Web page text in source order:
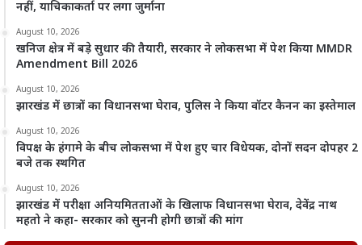
नहीं, याचिकाकर्ता पर लगा जुर्माना
August 10, 2026
खनिज क्षेत्र में बड़े सुधार की तैयारी, सरकार ने लोकसभा में पेश किया MMDR
Amendment Bill 2026
August 10, 2026
झारखंड में छात्रों का विधानसभा घेराव, पुलिस ने किया वॉटर कैनन का इस्तेमाल
August 10, 2026
विपक्ष के हंगामे के बीच लोकसभा में पेश हुए चार विधेयक, दोनों सदन दोपहर 2
बजे तक स्थगित
August 10, 2026
झारखंड में परीक्षा अनियमितताओं के खिलाफ विधानसभा घेराव, देवेंद्र नाथ
महतो ने कहा- सरकार को सुननी होगी छात्रों की मांग